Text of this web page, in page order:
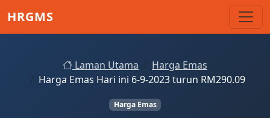
HRGMS
Laman Utama
Harga Emas
Harga Emas Hari ini 6-9-2023 turun RM290.09
Harga Emas